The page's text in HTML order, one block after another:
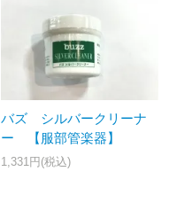
バズ シルバークリーナ
ー 【服部管楽器】
1,331円(税込)